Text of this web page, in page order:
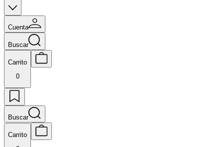
Cuenta
Buscar
Carrito
0
Buscar
Carrito